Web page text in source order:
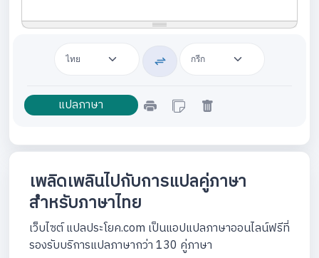
เพลิดเพลินไปกับการแปลคู่ภาษา
สำหรับภาษาไทย
เว็บไซต์ แปลประโยค.com เป็นแอปแปลภาษาออนไลน์ฟรีที่
รองรับบริการแปลภาษากว่า 130 คู่ภาษา